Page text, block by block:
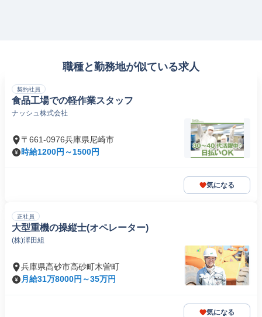
職種と勤務地が似ている求人
契約社員
食品工場での軽作業スタッフ
ナッシュ株式会社
〒661-0976兵庫県尼崎市
時給1200円～1500円
気になる
正社員
大型重機の操縦士(オペレーター)
(株)澤田組
兵庫県高砂市高砂町木曽町
月給31万8000円～35万円
気になる